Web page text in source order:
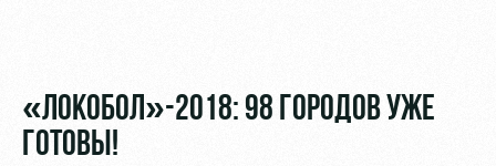
«ЛОКОБОЛ»-2018: 98 ГОРОДОВ УЖЕ
ГОТОВЫ!